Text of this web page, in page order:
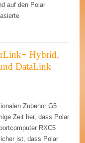
auf den Polar
Hybrid,
DataLink
Zubehör G5
Zeit her, dass Polar
RXC5
ist, dass Polar